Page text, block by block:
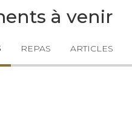
à venir
REPAS ARTICLES